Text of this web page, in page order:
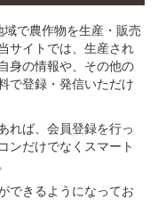
で農作物を生産・販売
サイトでは、生産され
身の情報や、その他の
で登録・発信いただけ
れば、会員登録を行っ
ンだけでなくスマート
できるようになってお